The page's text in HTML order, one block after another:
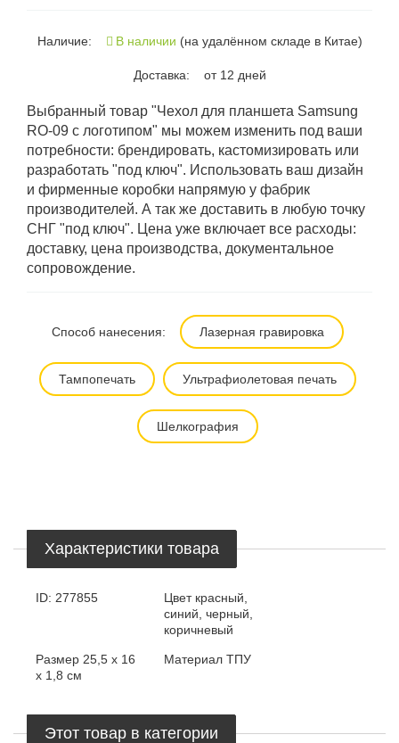
Наличие: В наличии (на удалённом складе в Китае)
Доставка: от 12 дней
Выбранный товар "Чехол для планшета Samsung
RO-09 с логотипом" мы можем изменить под ваши
потребности: брендировать, кастомизировать или
разработать "под ключ". Использовать ваш дизайн
и фирменные коробки напрямую у фабрик
производителей. А так же доставить в любую точку
СНГ "под ключ". Цена уже включает все расходы:
доставку, цена производства, документальное
сопровождение.
Способ нанесения: Лазерная гравировка
Тампопечать Ультрафиолетовая печать
Шелкография
Характеристики товара
ID: 277855 Цвет красный,
синий, черный,
коричневый
Размер 25,5 х 16
х 1,8 см
МатериалТПУ
Этот товар в категории